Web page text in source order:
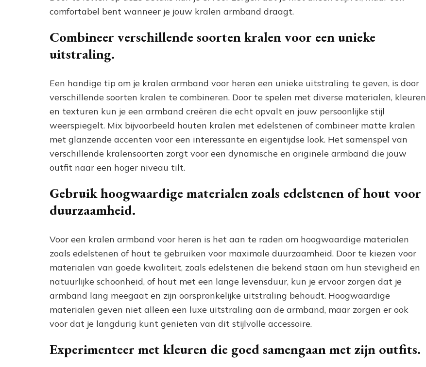
comfortabel bent wanneer je jouw kralen armband draagt.
Combineer verschillende soorten kralen voor een unieke
uitstraling.
Een handige tip om je kralen armband voor heren een unieke uitstraling te geven, is door
verschillende soorten kralen te combineren. Door te spelen met diverse materialen, kleuren
en texturen kun je een armband creëren die echt opvalt en jouw persoonlijke stijl
weerspiegelt. Mix bijvoorbeeld houten kralen met edelstenen of combineer matte kralen
met glanzende accenten voor een interessante en eigentijdse look. Het samenspel van
verschillende kralensoorten zorgt voor een dynamische en originele armband die jouw
outfit naar een hoger niveau tilt.
Gebruik hoogwaardige materialen zoals edelstenen of hout voor
duurzaamheid.
Voor een kralen armband voor heren is het aan te raden om hoogwaardige materialen
zoals edelstenen of hout te gebruiken voor maximale duurzaamheid. Door te kiezen voor
materialen van goede kwaliteit, zoals edelstenen die bekend staan om hun stevigheid en
natuurlijke schoonheid, of hout met een lange levensduur, kun je ervoor zorgen dat je
armband lang meegaat en zijn oorspronkelijke uitstraling behoudt. Hoogwaardige
materialen geven niet alleen een luxe uitstraling aan de armband, maar zorgen er ook
voor dat je langdurig kunt genieten van dit stijlvolle accessoire.
Experimenteer met kleuren die goed samengaan met zijn outfits.